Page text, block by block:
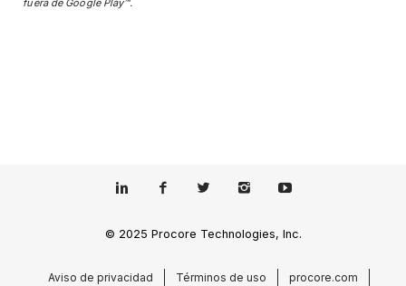
fuera de Google Play™.
© 2025 Procore Technologies, Inc.
Aviso de privacidad Términos de uso
procore.com